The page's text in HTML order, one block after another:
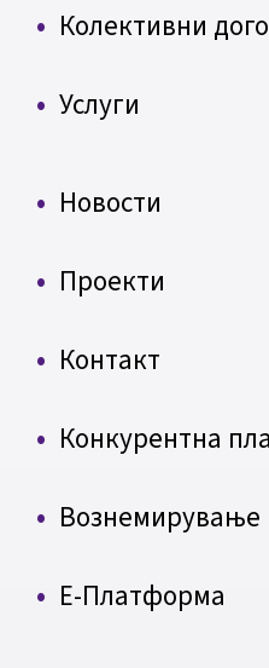
Колективни
Услуги
Новости
Проекти
Контакт
Конкурентна
Вознемирување
Е-Платформа